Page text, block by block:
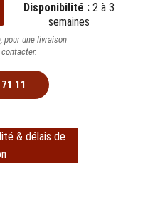
Disponibilité : 2 à 3
semaines
pour une livraison
11
& délais de